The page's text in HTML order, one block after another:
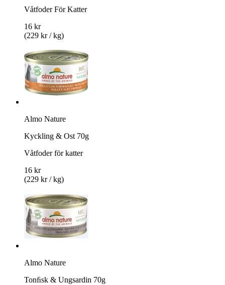
Våtfoder För Katter
16 kr
(229 kr / kg)
Almo Nature
Kyckling & Ost 70g
Våtfoder för katter
16 kr
(229 kr / kg)
Almo Nature
Tonﬁsk & Ungsardin 70g